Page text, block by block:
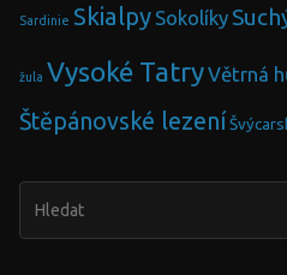
Sardinie Skialpy Sokolíky
žula Vysoké TatryVětrná
Štěpánovské lezení